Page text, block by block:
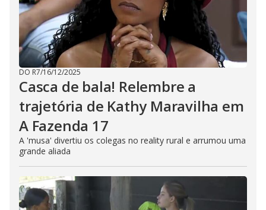
DO R7/16/12/2025
Casca de bala! Relembre a
trajetória de Kathy Maravilha em
A Fazenda 17
A 'musa' divertiu os colegas no reality rural e arrumou uma
grande aliada